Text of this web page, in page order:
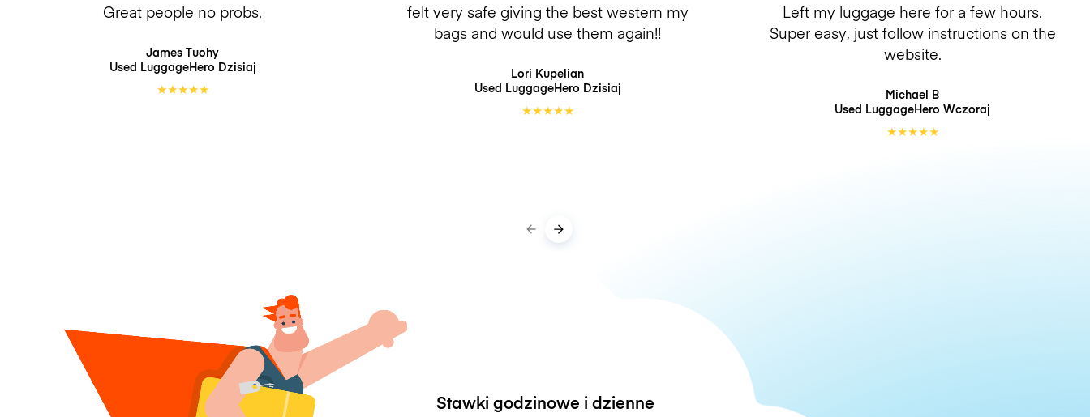
Great people no probs.
James Tuohy
Used LuggageHero Dzisiaj
★★★★★
felt very safe giving the best western my
bags and would use them again!!
Lori Kupelian
Used LuggageHero Dzisiaj
★★★★★
Left my luggage here for a few hours.
Super easy, just follow instructions on the
website.
Michael B
Used LuggageHero Wczoraj
★★★★★
Stawki godzinowe i dzienne